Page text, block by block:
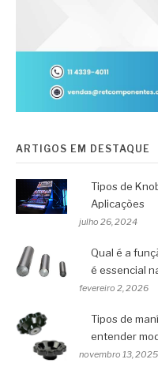
ARTIGOS EM DESTAQUE
Tipos de
Aplicações
julho 26, 2024
Qual é a
é essencial
fevereiro 2, 2026
Tipos de
entender
novembro 13, 2025